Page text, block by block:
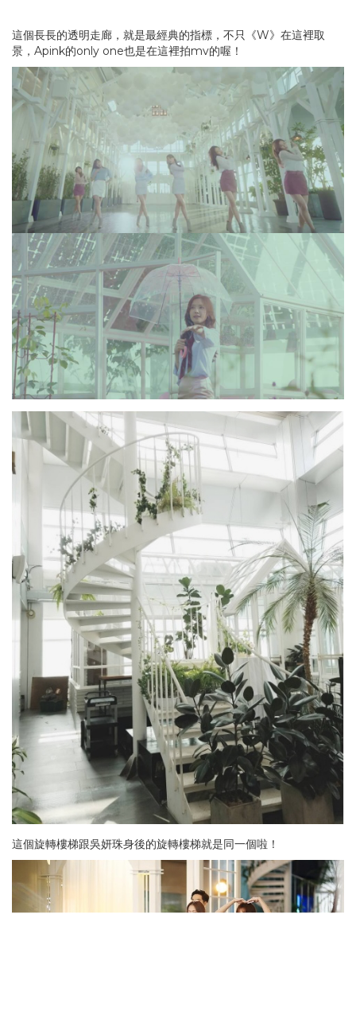
這個長長的透明走廊，就是最經典的指標，不只《W》在這裡取
景，Apink的only one也是在這裡拍mv的喔！
這個旋轉樓梯跟吳妍珠身後的旋轉樓梯就是同一個啦！